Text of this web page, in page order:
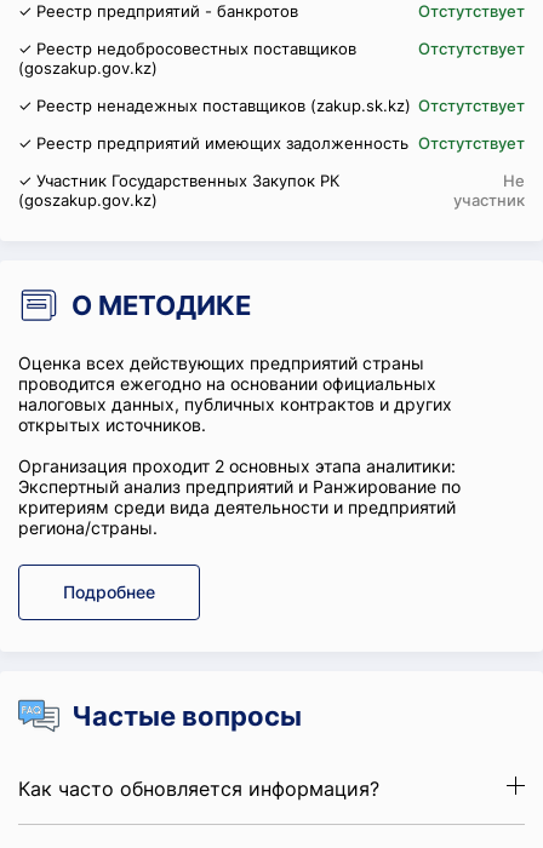
✓ Реестр предприятий - банкротов
Отстутствует
✓ Реестр недобросовестных поставщиков
(goszakup.gov.kz)
Отстутствует
✓ Реестр ненадежных поставщиков (zakup.sk.kz) Отстутствует
✓ Реестр предприятий имеющих задолженность Отстутствует
✓ Участник Государственных Закупок РК
(goszakup.gov.kz)
Не
участник
О МЕТОДИКЕ
Оценка всех действующих предприятий страны
проводится ежегодно на основании официальных
налоговых данных, публичных контрактов и других
открытых источников.
Организация проходит 2 основных этапа аналитики:
Экспертный анализ предприятий и Ранжирование по
критериям среди вида деятельности и предприятий
региона/страны.
Подробнее
Частые вопросы
Как часто обновляется информация?